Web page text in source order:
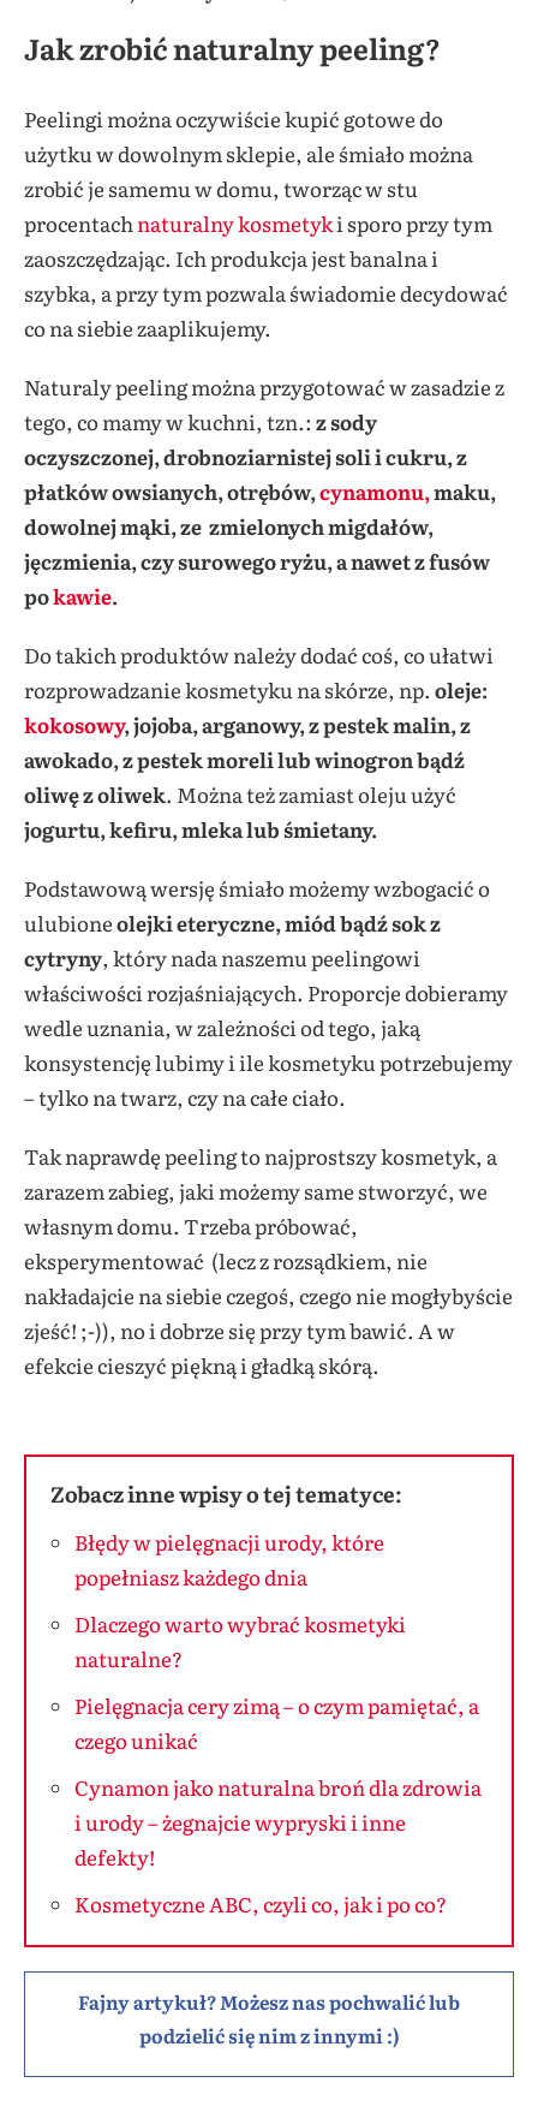
Jak zrobić naturalny peeling?
Peelingi można oczywiście kupić gotowe do
użytku w dowolnym sklepie, ale śmiało można
zrobić je samemu w domu, tworząc w stu
procentach naturalny kosmetyki sporo przy tym
zaoszczędzając. Ich produkcja jest banalna i
szybka, a przy tym pozwala świadomie decydować
co na siebie zaaplikujemy.
Naturaly peeling można przygotować w zasadzie z
tego, co mamy w kuchni, tzn.: z sody
oczyszczonej, drobnoziarnistej soli i cukru, z
płatków owsianych, otrębów,cynamonu,maku,
dowolnej mąki, ze zmielonych migdałów,
jęczmienia, czy surowego ryżu, a nawet z fusów
pokawie.
Do takich produktów należy dodać coś, co ułatwi
rozprowadzanie kosmetyku na skórze, np. oleje:
kokosowy, jojoba, arganowy, z pestek malin, z
awokado, z pestek moreli lub winogron bądź
oliwę z oliwek. Można też zamiast oleju użyć
jogurtu, kefiru, mleka lub śmietany.
Podstawową wersję śmiało możemy wzbogacić o
ulubioneolejki eteryczne, miód bądź sok z
cytryny, który nada naszemu peelingowi
właściwości rozjaśniających. Proporcje dobieramy
wedle uznania, w zależności od tego, jaką
konsystencję lubimy i ile kosmetyku potrzebujemy
– tylko na twarz, czy na całe ciało.
Tak naprawdę peeling to najprostszy kosmetyk, a
zarazem zabieg, jaki możemy same stworzyć, we
własnym domu. Trzeba próbować,
eksperymentować (lecz z rozsądkiem, nie
nakładajcie na siebie czegoś, czego nie mogłybyście
zjeść! ;-)), no i dobrze się przy tym bawić. A w
efekcie cieszyć piękną i gładką skórą.
Zobacz inne wpisy o tej tematyce:
Błędy w pielęgnacji urody, które
popełniasz każdego dnia
Dlaczego warto wybrać kosmetyki
naturalne?
Pielęgnacja cery zimą – o czym pamiętać, a
czego unikać
Cynamon jako naturalna broń dla zdrowia
i urody – żegnajcie wypryski i inne
defekty!
Kosmetyczne ABC, czyli co, jak i po co?
Fajny artykuł? Możesz nas pochwalić lub
podzielić się nim z innymi :)